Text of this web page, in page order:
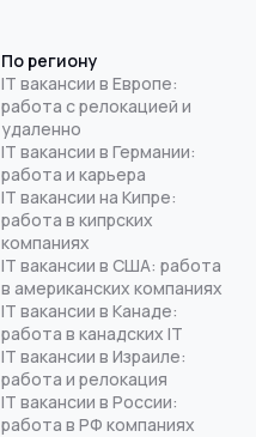
По региону
IT вакансии в Европе:
работа с релокацией и
удаленно
IT вакансии в Германии:
работа и карьера
IT вакансии на Кипре:
работа в кипрских
компаниях
IT вакансии в США: работа
в американских компаниях
IT вакансии в Канаде:
работа в канадских IT
IT вакансии в Израиле:
работа и релокация
IT вакансии в России:
работа в РФ компаниях